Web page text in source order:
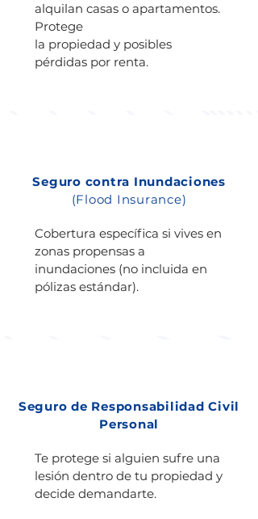
alquilan casas o apartamentos.
Protege
la propiedad y posibles
pérdidas por renta.
Seguro contra Inundaciones
(Flood Insurance)
Cobertura específica si vives en
zonas propensas a
inundaciones (no incluida en
pólizas estándar).
Seguro de Responsabilidad Civil
Personal
Te protege si alguien sufre una
lesión dentro de tu propiedad y
decide demandarte.